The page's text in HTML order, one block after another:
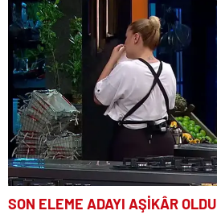
SON ELEME ADAYI AŞİKÂR OLDU